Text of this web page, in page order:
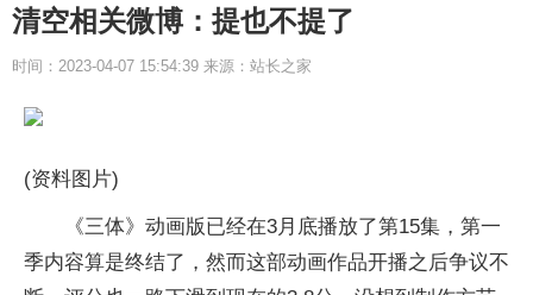
清空相关微博：提也不提了
时间：2023-04-07 15:54:39 来源：站长之家
(资料图片)
《三体》动画版已经在3月底播放了第15集，第一
季内容算是终结了，然而这部动画作品开播之后争议不